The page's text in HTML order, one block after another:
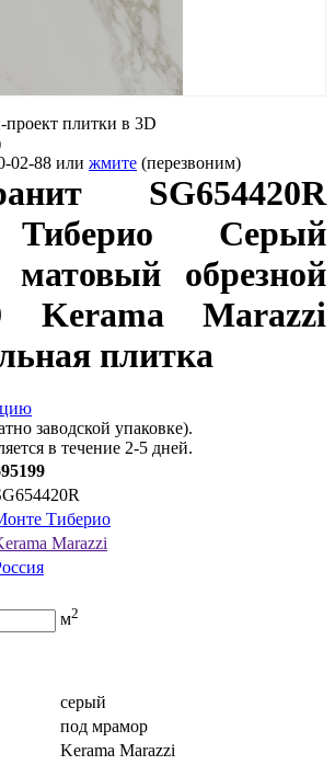
плитки в 3D
02-88 или жмите (перезвоним)
SG654420R
Серый
обрезной
Kerama Marazzi
плитка
заводской упаковке).
в течение 2-5 дней.
Тиберио
Marazzi
м2
серый
под мрамор
Kerama Marazzi